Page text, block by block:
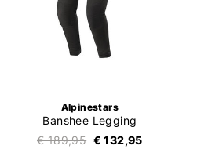
Alpinestars
Banshee Legging
€ 189,95 € 132,95